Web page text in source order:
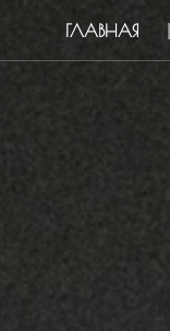
ГЛАВНАЯ